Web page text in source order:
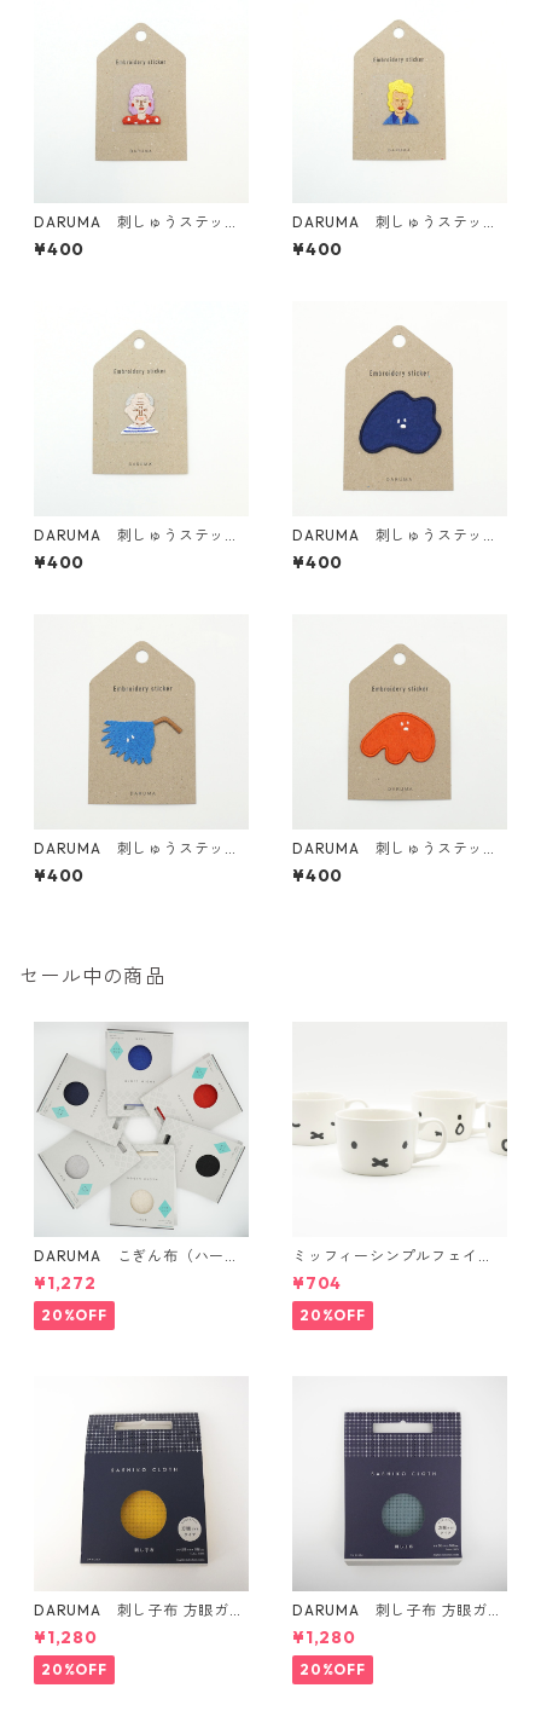
DARUMA 刺しゅうステッカ
ー <27 Mrs.K>
¥400
DARUMA 刺しゅうステッカ
ー <26 Bro.M>
¥400
DARUMA 刺しゅうステッカ
ー <25 God.P>
¥400
DARUMA 刺しゅうステッカ
ー <24 Patch boy No.2 パッ
チくん2号>
¥400
DARUMA 刺しゅうステッカ
ー <22 Splash boy スプラッ
シュボーイ>
¥400
DARUMA 刺しゅうステッカ
ー <23 Patch boy No.1 パッ
チくん1号>
¥400
セール中の商品
DARUMA こぎん布（ハード
タイプ）
¥1,272
20%OFF
ミッフィーシンプルフェイ
ス マグ
¥704
20%OFF
DARUMA 刺し子布 方眼ガイ
ドタイプ Col.4 カラシ
¥1,280
20%OFF
DARUMA 刺し子布 方眼ガイ
ドタイプ Col.5 にぶ青
¥1,280
20%OFF